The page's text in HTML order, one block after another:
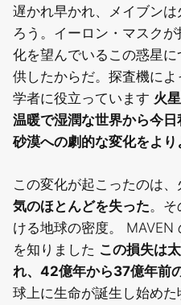
遅かれ早かれ、メイブン
ろう。イーロン・マスク
化を望んでいるこの惑星
供したからだ。探査機に
学者に役立っています 火
温暖で湿潤な世界から今
砂漠への劇的な変化をよ
この変化が起こったのは、
気のほとんどを失った。そ
ける地球の密度。
を知りました この損失は
れ、42億年から37億年前
球上に生命が誕生し始めた